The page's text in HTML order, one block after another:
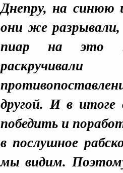
Днепру, на синюю
они же разрывали,
пиар на это
другой. И в
победить и
в послушное
мы видим.